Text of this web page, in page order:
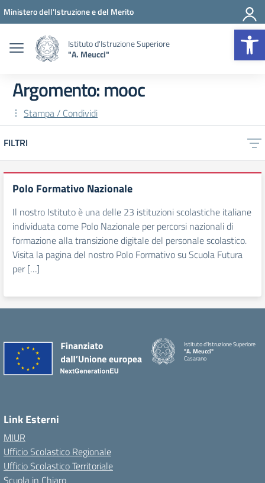
Vai ai contenuti
Vai al menu di navigazione
Vai al footer
Ministero dell'Istruzione e del Merito
Istituto d'Istruzione Superiore
"A. Meucci"
Argomento: mooc
Stampa / Condividi
FILTRI
Polo Formativo Nazionale
Il nostro Istituto è una delle 23 istituzioni scolastiche italiane
individuata come Polo Nazionale per percorsi nazionali di
formazione alla transizione digitale del personale scolastico.
Visita la pagina del nostro Polo Formativo su Scuola Futura
per […]
Istituto d'Istruzione Superiore
"A. Meucci"
Casarano
Link Esterni
MIUR
Ufficio Scolastico Regionale
Ufficio Scolastico Territoriale
Scuola in Chiaro